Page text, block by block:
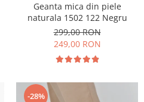
Geanta mica din piele
naturala 1502 122 Negru
299,00 RON
249,00 RON
-28%